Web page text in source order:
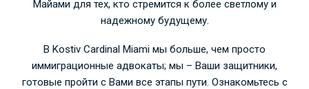
Майами для тех, кто стремится к более светлому и
надежному будущему.
В Kostiv Cardinal Miami мы больше, чем просто
иммиграционные адвокаты; мы – Ваши защитники,
готовые пройти с Вами все этапы пути. Ознакомьтесь с